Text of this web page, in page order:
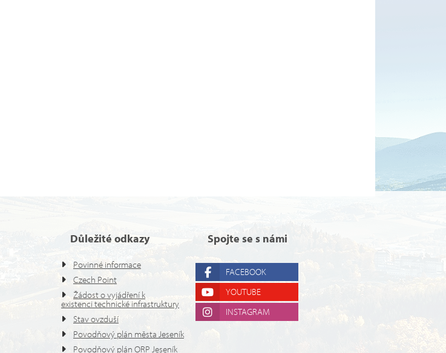
Důležité odkazy
Povinné informace
Czech Point
Žádost o vyjádření k
existenci technické infrastruktury
Stav ovzduší
Povodňový plán města Jeseník
Povodňový plán ORP Jeseník
Spojte se s námi
FACEBOOK
YOUTUBE
INSTAGRAM